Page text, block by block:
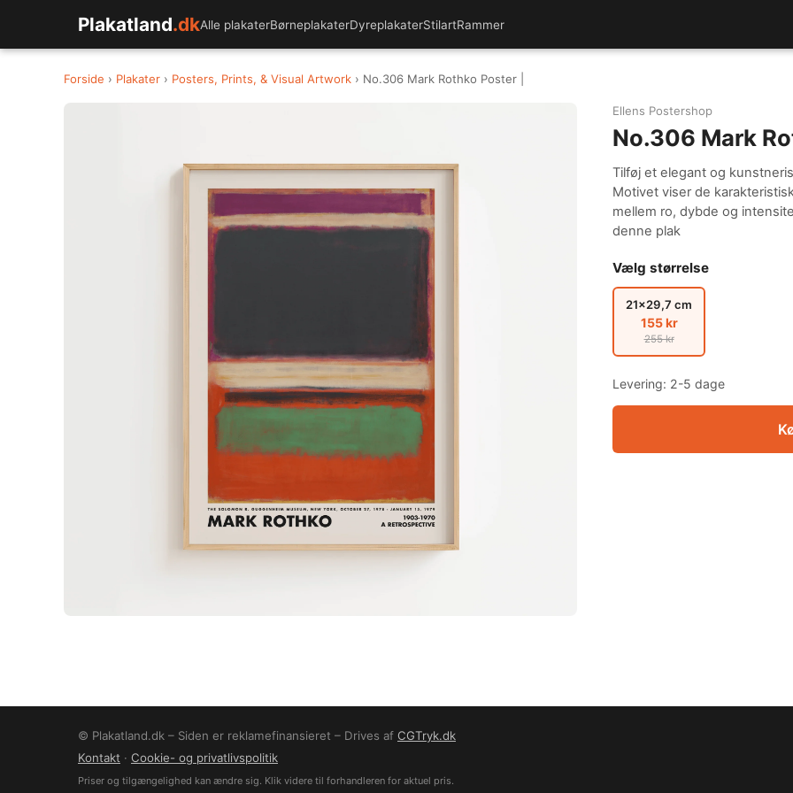
Plakatland.dkAlle plakaterBørneplakaterDyreplakaterStilartRammer
Forside › Plakater › Posters, Prints, & Visual Artwork › No.306 Mark Rothko Poster |
Ellens Postershop
No.306 Mark
Tilføj et elegant og
Motivet viser de
mellem ro, dybde og
denne plak
Vælg størrelse
21x29,7 cm
155 kr
255 kr
Levering: 2-5 dage
© Plakatland.dk – Siden er reklamefinansieret – Drives af CGTryk.dk
Kontakt · Cookie- og privatlivspolitik
Priser og tilgængelighed kan ændre sig. Klik videre til forhandleren for aktuel pris.